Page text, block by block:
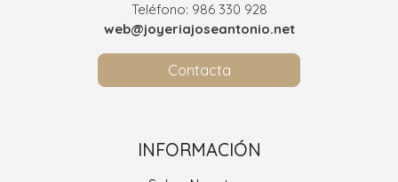
Teléfono: 986 330 928
web@joyeriajoseantonio.net
Contacta
INFORMACIÓN